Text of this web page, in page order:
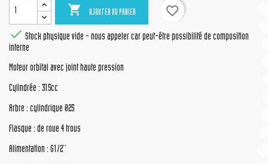
 AJOUTER AU PANIER
favorite_border
 Stock physique vide - nous appeler car peut-être possibilité de composition
interne
Moteur orbital avec joint haute pression
Cylindrée : 315cc
Arbre : cylindrique Ø25
Flasque : de roue 4 trous
Alimentation : G1/2''